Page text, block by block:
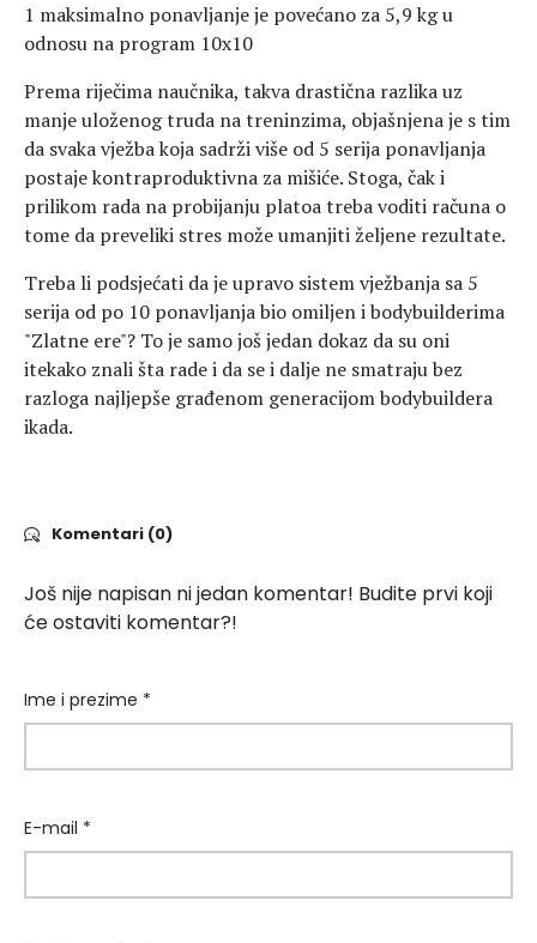
1 maksimalno ponavljanje je povećano za 5,9 kg u
odnosu na program 10x10
Prema riječima naučnika, takva drastična razlika uz
manje uloženog truda na treninzima, objašnjena je s tim
da svaka vježba koja sadrži više od 5 serija ponavljanja
postaje kontraproduktivna za mišiće. Stoga, čak i
prilikom rada na probijanju platoa treba voditi računa o
tome da preveliki stres može umanjiti željene rezultate.
Treba li podsjećati da je upravo sistem vježbanja sa 5
serija od po 10 ponavljanja bio omiljen i bodybuilderima
"Zlatne ere"? To je samo još jedan dokaz da su oni
itekako znali šta rade i da se i dalje ne smatraju bez
razloga najljepše građenom generacijom bodybuildera
ikada.
Komentari (0)
Još nije napisan ni jedan komentar! Budite prvi koji
će ostaviti komentar?!
Ime i prezime *
E-mail *